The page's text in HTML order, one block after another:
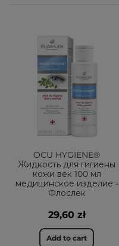
OCU HYGIENE®
Жидкость для гигиены
кожи век 100 мл
медицинское изделие -
Флослек
29,60 zł
Add to cart